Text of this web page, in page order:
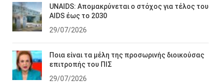
UNAIDS: Απομακρύνεται ο στόχος για τέλος του
AIDS έως το 2030
29/07/2026
Ποια είναι τα μέλη της προσωρινής διοικούσας
επιτροπής του ΠΙΣ
29/07/2026